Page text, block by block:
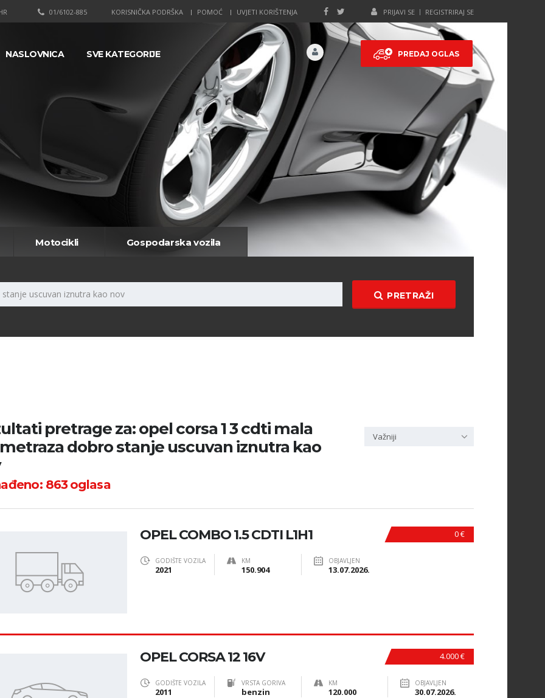
PRIJAVI SE REGISTRIRAJ SE
KORISNIČKA PODRŠKA POMOĆ UVJETI KORIŠTENJA
01/6102-885
PREDAJ OGLAS
NASLOVNICA SVE KATEGORIJE
Motocikli Gospodarska vozila
PRETRAŽI
pretrage za: opel corsa 1 3 cdti mala
dobro stanje uscuvan iznutra kao
863oglasa
Važniji
0 €
OPEL COMBO 1.5 CDTI L1H1
GODIŠTE VOZILA
2021
KM
150.904
OBJAVLJEN
13.07.2026.
4.000 €
OPEL CORSA 12 16V
GODIŠTE VOZILA
2011
VRSTA GORIVA
benzin
KM
120.000
OBJAVLJEN
30.07.2026.